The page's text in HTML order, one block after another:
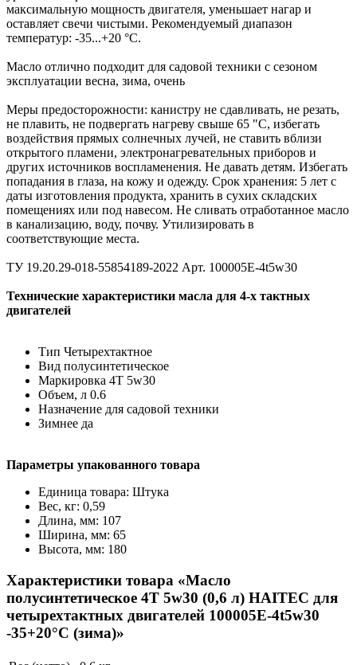
максимальную мощность двигателя, уменьшает нагар и
оставляет свечи чистыми. Рекомендуемый диапазон
температур: -35...+20 °С.
Масло отлично подходит для садовой техники с сезоном
эксплуатации весна, зима, очень
Меры предосторожности: канистру не сдавливать, не резать,
не плавить, не подвергать нагреву свыше 65 "С, избегать
воздействия прямых солнечных лучей, не ставить вблизи
открытого пламени, электронагревательных приборов и
других источников воспламенения. Не давать детям. Избегать
попадания в глаза, на кожу и одежду. Срок хранения: 5 лет с
даты изготовления продукта, хранить в сухих складских
помещениях или под навесом. Не сливать отработанное масло
в канализацию, воду, почву. Утилизировать в
соответствующие места.
ТУ 19.20.29-018-55854189-2022 Арт. 100005E-4t5w30
Технические характеристики масла для 4-х тактных
двигателей
Тип Четырехтактное
Вид полусинтетическое
Маркировка 4T 5w30
Объем, л 0.6
Назначение для садовой техники
Зимнее да
Параметры упакованного товара
Единица товара: Штука
Вес, кг: 0,59
Длина, мм: 107
Ширина, мм: 65
Высота, мм: 180
Характеристики товара «Масло
полусинтетическое 4T 5w30 (0,6 л) HAITEC для
четырехтактных двигателей 100005E-4t5w30
-35+20°С (зима)»